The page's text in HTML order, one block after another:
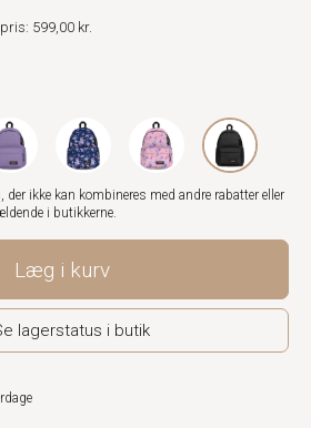
599,00 kr.
ikke kan kombineres med andre rabatter eller
i butikkerne.
Læg i kurv
lagerstatus i butik